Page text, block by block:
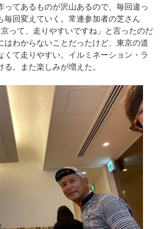
ってあるものが沢山あるので、毎回違っ
毎回変えていく。常連参加者の芝さん
って、走りやすいですね」と言ったのだ
はわからないことだったけど、東京の道
くて走りやすい。イルミネーション・ラ
。また楽しみが増えた。